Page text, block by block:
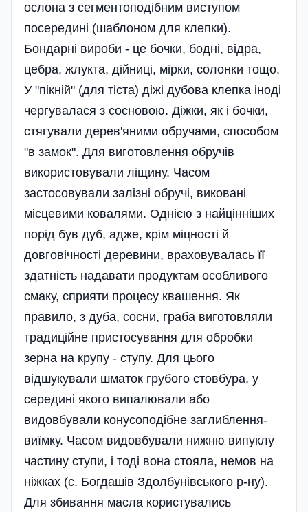
ослона з сегментоподібним виступом
посередині (шаблоном для клепки).
Бондарні вироби - це бочки, бодні, відра,
цебра, жлукта, дійниці, мірки, солонки тощо.
У "пікній" (для тіста) діжі дубова клепка іноді
чергувалася з сосновою. Діжки, як і бочки,
стягували дерев'яними обручами, способом
"в замок". Для виготовлення обручів
використовували ліщину. Часом
застосовували залізні обручі, виковані
місцевими ковалями. Однією з найцінніших
порід був дуб, адже, крім міцності й
довговічності деревини, враховувалась її
здатність надавати продуктам особливого
смаку, сприяти процесу квашення. Як
правило, з дуба, сосни, граба виготовляли
традиційне пристосування для обробки
зерна на крупу - ступу. Для цього
відшукували шматок грубого стовбура, у
середині якого випалювали або
видовбували конусоподібне заглиблення-
виїмку. Часом видовбували нижню випуклу
частину ступи, і тоді вона стояла, немов на
ніжках (с. Богдашів Здолбунівського р-ну).
Для збивання масла користувались